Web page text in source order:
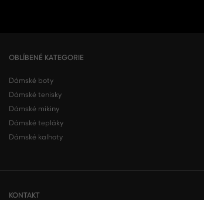
OBLÍBENÉ KATEGORIE
Dámské boty
Dámské tenisky
Dámské mikiny
Dámské tepláky
Dámské kalhoty
KONTAKT